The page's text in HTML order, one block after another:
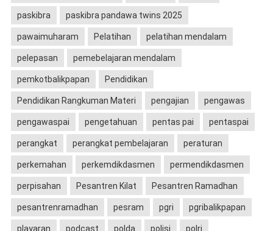
paskibra paskibra pandawa twins 2025
pawaimuharam Pelatihan pelatihan mendalam
pelepasan pemebelajaran mendalam
pemkotbalikpapan Pendidikan
Pendidikan Rangkuman Materi pengajian pengawas
pengawaspai pengetahuan pentas pai pentaspai
perangkat perangkat pembelajaran peraturan
perkemahan perkemdikdasmen permendikdasmen
perpisahan Pesantren Kilat Pesantren Ramadhan
pesantrenramadhan pesram pgri pgribalikpapan
playaran podcast polda polisi polri